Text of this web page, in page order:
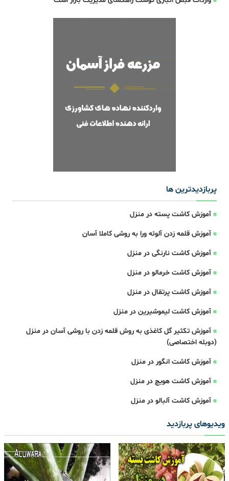
پربازدیدترین ها
آموزش کاشت پسته در منزل
آموزش قلمه زدن آلوئه ورا به روشی کاملا آسان
آموزش کاشت نارنگی در منزل
آموزش کاشت خرمالو در منزل
آموزش کاشت پرتقال در منزل
آموزش کاشت لیموشیرین در منزل
آموزش تکثیر گل کاغذی به روش قلمه زدن با روشی آسان در منزل
(دوبله اختصاصی)
آموزش کاشت انگور در منزل
آموزش کاشت هویچ در منزل
آموزش کاشت آلبالو در منزل
ویدیوهای پربازدید